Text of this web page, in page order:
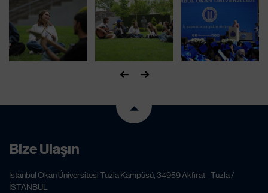
Bize Ulaşın
İstanbul Okan Üniversitesi Tuzla Kampüsü, 34959 Akfırat - Tuzla /
İSTANBUL